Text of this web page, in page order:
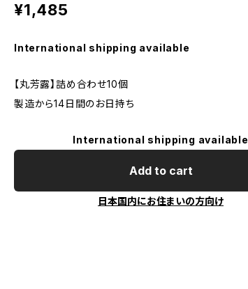
¥1,485
International shipping available
【丸芳露】詰め合わせ10個
製造から14日間のお日持ち
International shipping available
Add to cart
日本国内にお住まいの方向け